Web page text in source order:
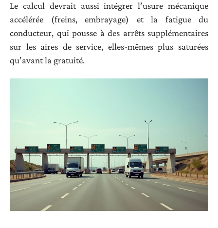
Le calcul devrait aussi intégrer l’usure mécanique
accélérée (freins, embrayage) et la fatigue du
conducteur, qui pousse à des arrêts supplémentaires
sur les aires de service, elles-mêmes plus saturées
qu’avant la gratuité.